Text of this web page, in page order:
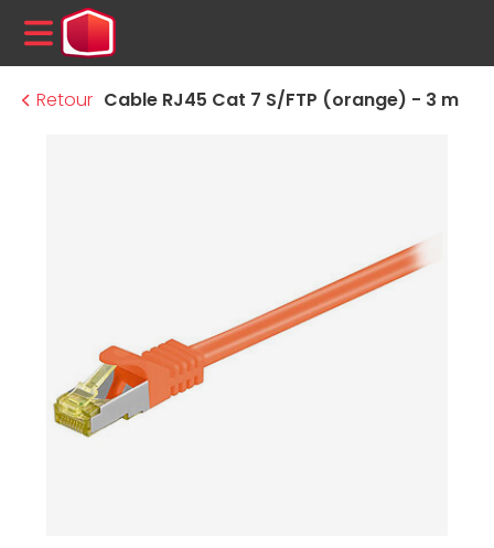
MENU
Retour Cable RJ45 Cat 7 S/FTP (orange) - 3 m